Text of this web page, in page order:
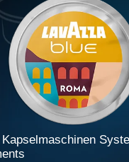
Kapselmaschinen